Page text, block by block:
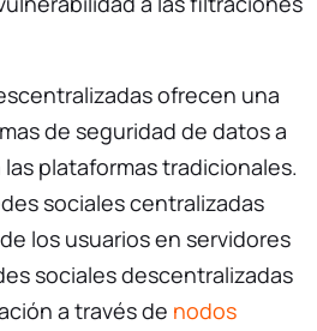
ofrecen una
de seguridad de datos a
plataformas tradicionales.
sociales centralizadas
los usuarios en servidores
sociales descentralizadas
a través de nodos